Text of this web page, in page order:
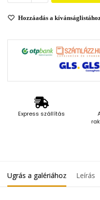
Hozzáadás a
Express szállítás
Ugrás a galériához Leírás